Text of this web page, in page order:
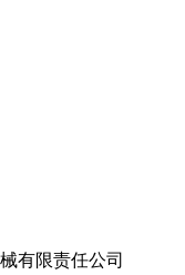
有限责任公司